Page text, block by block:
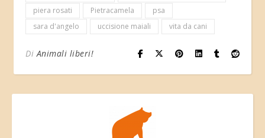
piera rosati
Pietracamela
psa
sara d'angelo
uccisione maiali vita da cani
DiAnimali liberi!